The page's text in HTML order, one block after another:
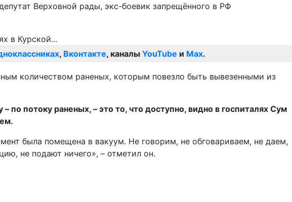
Верховной рады, экс-боевик запрещённого в РФ
, Вконтакте, каналы YouTube и Max.
количеством раненых, которым повезло быть вывезенными из
потоку раненых, – это то, что доступно, видно в госпиталях Сум
была помещена в вакуум. Не говорим, не обговариваем, не даем,
не подают ничего», – отметил он.